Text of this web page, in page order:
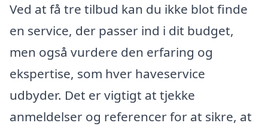
Ved at få tre tilbud kan du ikke blot finde
en service, der passer ind i dit budget,
men også vurdere den erfaring og
ekspertise, som hver haveservice
udbyder. Det er vigtigt at tjekke
anmeldelser og referencer for at sikre, at